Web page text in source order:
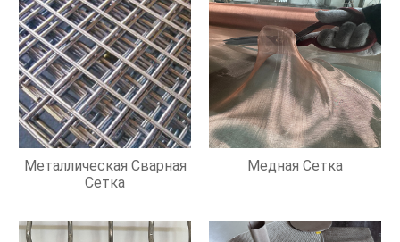
Металлическая Сварная
Сетка
Медная Сетка